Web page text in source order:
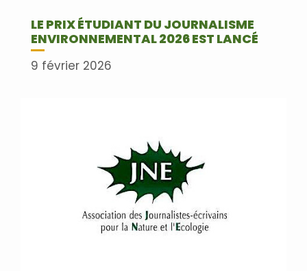
LE PRIX ÉTUDIANT DU JOURNALISME
ENVIRONNEMENTAL 2026 EST LANCÉ
9 février 2026